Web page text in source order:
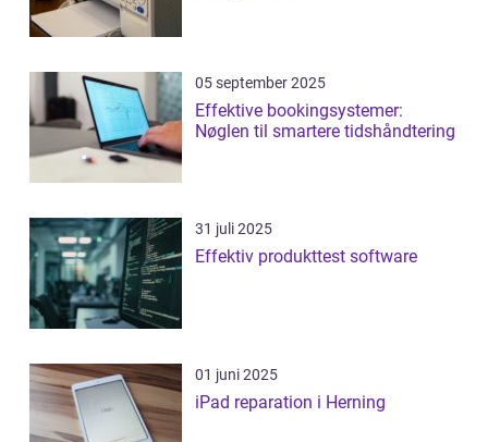
05 september 2025
Effektive bookingsystemer:
Nøglen til smartere tidshåndtering
31 juli 2025
Effektiv produkttest software
01 juni 2025
iPad reparation i Herning